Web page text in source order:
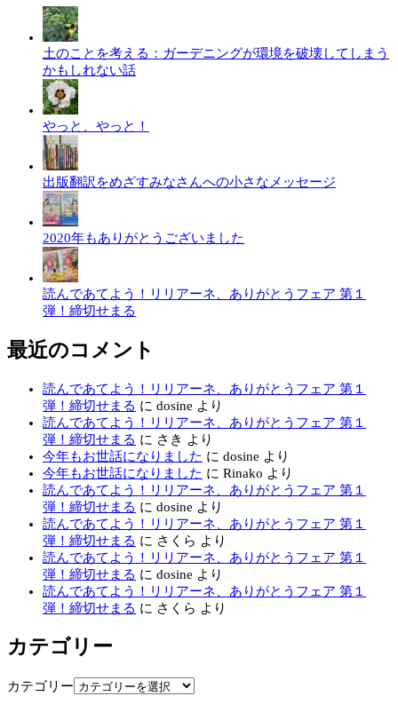
土のことを考える：ガーデニングが環境を破壊してしまう
かもしれない話
やっと、やっと！
出版翻訳をめざすみなさんへの小さなメッセージ
2020年もありがとうございました
読んであてよう！リリアーネ、ありがとうフェア 第１
弾！締切せまる
最近のコメント
読んであてよう！リリアーネ、ありがとうフェア 第１
弾！締切せまる に dosine より
読んであてよう！リリアーネ、ありがとうフェア 第１
弾！締切せまる に さき より
今年もお世話になりました に dosine より
今年もお世話になりました に Rinako より
読んであてよう！リリアーネ、ありがとうフェア 第１
弾！締切せまる に dosine より
読んであてよう！リリアーネ、ありがとうフェア 第１
弾！締切せまる に さくら より
読んであてよう！リリアーネ、ありがとうフェア 第１
弾！締切せまる に dosine より
読んであてよう！リリアーネ、ありがとうフェア 第１
弾！締切せまる に さくら より
カテゴリー
カテゴリー